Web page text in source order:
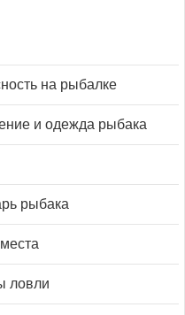
на рыбалке
и одежда рыбака
рыбака
ловли